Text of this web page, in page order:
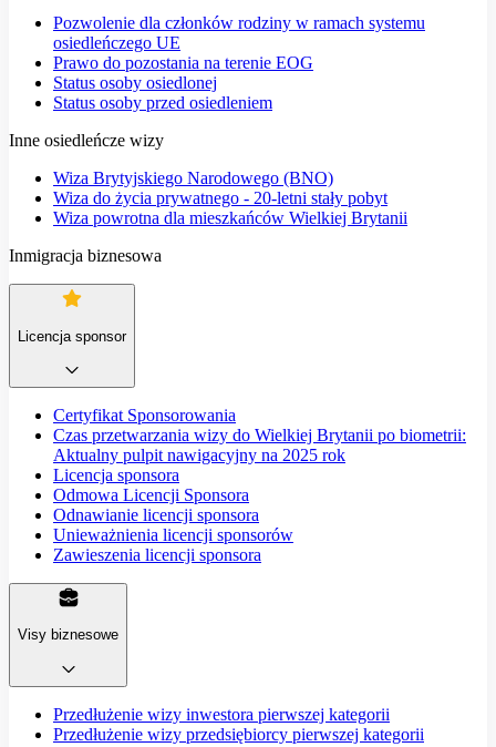
Pozwolenie dla członków rodziny w ramach systemu
osiedleńczego UE
Prawo do pozostania na terenie EOG
Status osoby osiedlonej
Status osoby przed osiedleniem
Inne osiedleńcze wizy
Wiza Brytyjskiego Narodowego (BNO)
Wiza do życia prywatnego - 20-letni stały pobyt
Wiza powrotna dla mieszkańców Wielkiej Brytanii
Inmigracja biznesowa
Licencja sponsor
Certyfikat Sponsorowania
Czas przetwarzania wizy do Wielkiej Brytanii po biometrii:
Aktualny pulpit nawigacyjny na 2025 rok
Licencja sponsora
Odmowa Licencji Sponsora
Odnawianie licencji sponsora
Unieważnienia licencji sponsorów
Zawieszenia licencji sponsora
Visy biznesowe
Przedłużenie wizy inwestora pierwszej kategorii
Przedłużenie wizy przedsiębiorcy pierwszej kategorii